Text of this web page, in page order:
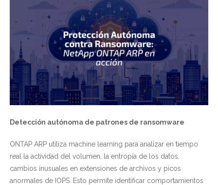
Detección autónoma de patrones de ransomware
ONTAP ARP utiliza machine learning para analizar en tiempo
real la actividad del volumen, la entropía de los datos,
cambios inusuales en extensiones de archivos y picos
anormales de IOPS. Esto permite identificar comportamientos